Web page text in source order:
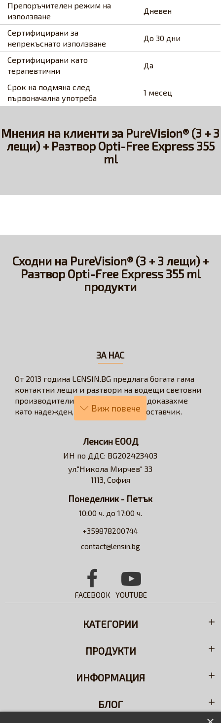
Препоръчителен режим на
използване
Дневен
Сертифицирани за
непрекъснато използване
До 30 дни
Сертифицирани като
терапевтични
Да
Срок на подмяна след
първоначална употреба
1 месец
Мнения на клиенти за PureVision® (3 + 3
лещи) + Разтвор Opti-Free Express 355
ml
Сходни на PureVision® (3 + 3 лещи) +
Разтвор Opti-Free Express 355 ml
продукти
ЗА НАС
От 2013 година LENSIN.BG предлага богата гама
контактни лещи и разтвори на водещи световни
производители. През годините се доказахме
като надежден, бърз и коректен доставчик.
пазаруването в бързо, лесно, удобно и изгодно
решение за всеки потребител на контактни лещи.
Достъпни сме за професионални съвети и
съдействие относно избора на контактни лещи и
Ленсин ЕООД
ИН по ДДС: BG202423403
ул."Никола Мирчев" 33
1113, София
Понеделник - Петък
10:00 ч. до 17:00 ч.
+359878200744
contact@lensin.bg
FACEBOOK YOUTUBE
КАТЕГОРИИ
ПРОДУКТИ
ИНФОРМАЦИЯ
БЛОГ